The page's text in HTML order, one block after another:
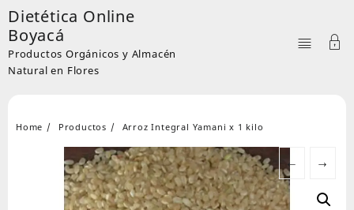
Skip
to
content
Dietética Online
Boyacá
Productos Orgánicos y Almacén
Natural en Flores
Home Productos Arroz Integral Yamani x 1 kilo
← →